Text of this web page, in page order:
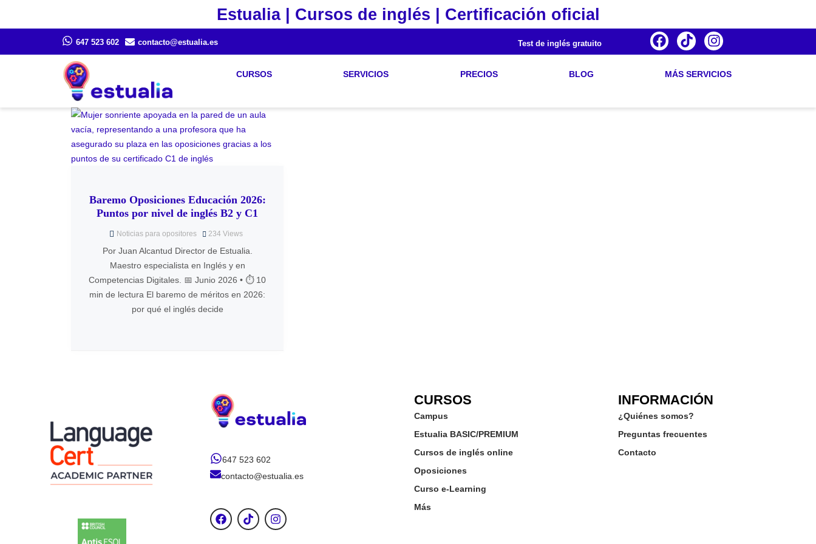
Estualia | Cursos de inglés | Certificación oficial
647 523 602 contacto@estualia.es Test de inglés gratuito
CURSOS SERVICIOS PRECIOS BLOG MÁS SERVICIOS
Baremo Oposiciones Educación 2026:
Puntos por nivel de inglés B2 y C1
Noticias para opositores 234 Views
Por Juan Alcantud Director de Estualia.
Maestro especialista en Inglés y en
Competencias Digitales. 📅 Junio 2026 • ⏱️ 10
min de lectura El baremo de méritos en 2026:
por qué el inglés decide
647 523 602
contacto@estualia.es
CURSOS
Campus
Estualia BASIC/PREMIUM
Cursos de inglés online
Oposiciones
Curso e-Learning
Más
INFORMACIÓN
¿Quiénes somos?
Preguntas frecuentes
Contacto